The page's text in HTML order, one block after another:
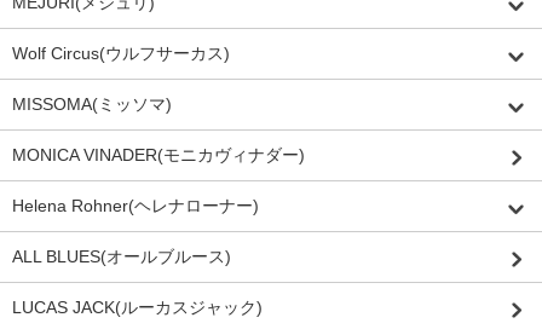
Wolf Circus(ウルフサーカス)
MISSOMA(ミッソマ)
MONICA VINADER(モニカヴィナダー)
Helena Rohner(ヘレナローナー)
ALL BLUES(オールブルース)
LUCAS JACK(ルーカスジャック)